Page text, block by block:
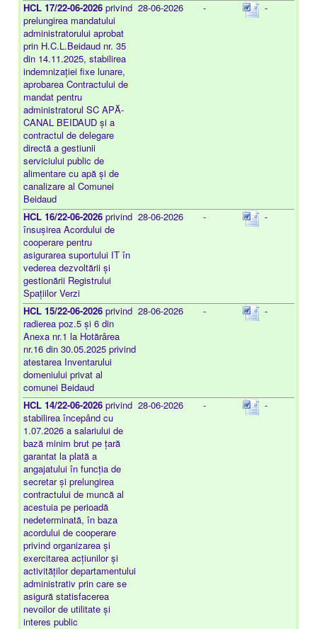
HCL 17/22-06-2026 privind
prelungirea mandatului
administratorului aprobat
prin H.C.L.Beidaud nr. 35
din 14.11.2025, stabilirea
indemnizației fixe lunare,
aprobarea Contractului de
mandat pentru
administratorul SC APĂ-
CANAL BEIDAUD și a
contractul de delegare
directă a gestiunii
serviciului public de
alimentare cu apă și de
canalizare al Comunei
Beidaud
28-06-2026 - -
HCL 16/22-06-2026 privind
însușirea Acordului de
cooperare pentru
asigurarea suportului IT în
vederea dezvoltării și
gestionării Registrului
Spațiilor Verzi
28-06-2026 - -
HCL 15/22-06-2026 privind
radierea poz.5 și 6 din
Anexa nr.1 la Hotărârea
nr.16 din 30.05.2025 privind
atestarea Inventarului
domeniului privat al
comunei Beidaud
28-06-2026 - -
HCL 14/22-06-2026 privind
stabilirea începând cu
1.07.2026 a salariului de
bază minim brut pe țară
garantat la plată a
angajatului în funcția de
secretar și prelungirea
contractului de muncă al
acestuia pe perioadă
nedeterminată, în baza
acordului de cooperare
privind organizarea și
exercitarea acțiunilor și
activităților departamentului
administrativ prin care se
asigură statisfacerea
nevoilor de utilitate și
interes public
28-06-2026 - -